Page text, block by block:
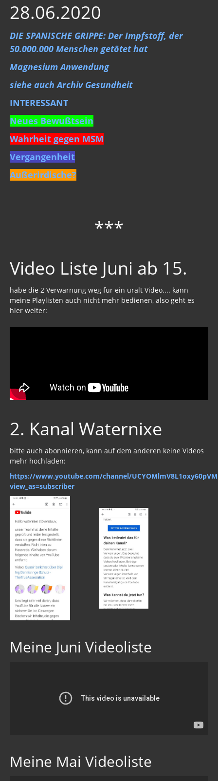
28.06.2020
DIE SPANISCHE GRIPPE: Der Impfstoff, der
50.000.000 Menschen getötet hat
Magnesium Anwendung
siehe auch Archiv Gesundheit
INTERESSANT
Neues Bewußtsein
Wahrheit gegen MSM
Vergangenheit
Außerirdische?
***
Video Liste Juni ab 15.
habe die 2 Verwarnung weg für ein uralt Video.... kann
meine Playlisten auch nicht mehr bedienen, also geht es
hier weiter:
2. Kanal Waternixe
bitte auch abonnieren, kann auf dem anderen keine Videos
mehr hochladen:
https://www.youtube.com/channel/
view_as=subscriber
Meine Juni Videoliste
Meine Mai Videoliste